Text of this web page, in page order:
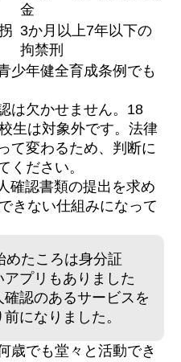
金
3か月以上7年以下の
拘禁刑
少年健全育成条例でも
は欠かせません。18
生は対象外です。法律
て変わるため、判断に
ください。
確認書類の提出を求め
きない仕組みになって
めたころは身分証
プリもありました
認のあるサービスを
になりました。
歳でも堂々と活動でき